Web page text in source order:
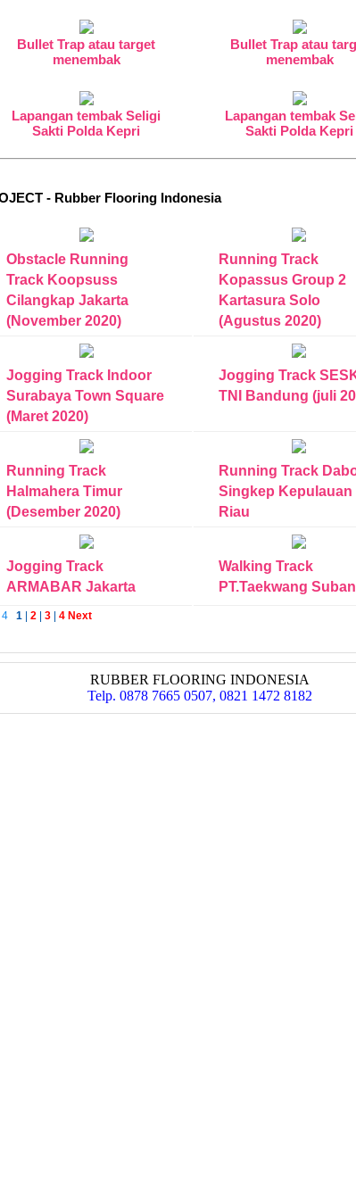
Bullet Trap atau target
menembak
Bullet Trap atau
menembak
Lapangan tembak Seligi
Sakti Polda Kepri
Lapangan tembak
Sakti Polda Kepri
- Rubber Flooring Indonesia
Obstacle Running
Track Koopsuss
Cilangkap Jakarta
(November 2020)
Running Track
Kopassus Group 2
Kartasura Solo
(Agustus 2020)
Jogging Track Indoor
Surabaya Town Square
(Maret 2020)
Jogging Track
TNI Bandung (juli
Running Track
Halmahera Timur
(Desember 2020)
Running Track
Singkep Kepulauan
Riau
Jogging Track
ARMABAR Jakarta
Walking Track
PT.Taekwang
4 1 2 3 4 Next
RUBBER FLOORING INDONESIA
Telp. 0878 7665 0507, 0821 1472 8182